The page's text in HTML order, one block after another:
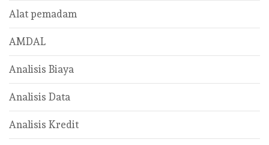
Alat pemadam
AMDAL
Analisis Biaya
Analisis Data
Analisis Kredit